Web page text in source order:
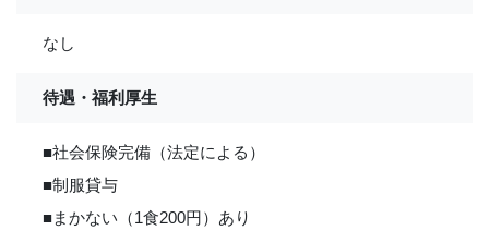
なし
待遇・福利厚生
■社会保険完備（法定による）
■制服貸与
■まかない（1食200円）あり